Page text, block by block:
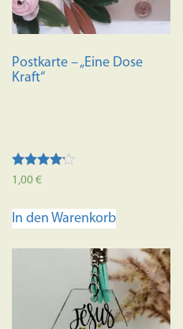
Postkarte – „Eine Dose
Kraft“
Bewertet
mit
von 5
1,00€
In den Warenkorb